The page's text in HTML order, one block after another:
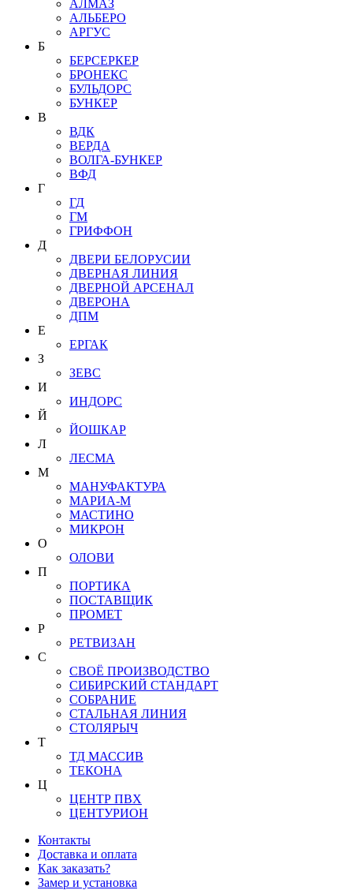
АЛМАЗ
АЛЬБЕРО
АРГУС
Б
БЕРСЕРКЕР
БРОНЕКС
БУЛЬДОРС
БУНКЕР
В
ВДК
ВЕРДА
ВОЛГА-БУНКЕР
ВФД
Г
ГД
ГМ
ГРИФФОН
Д
ДВЕРИ БЕЛОРУСИИ
ДВЕРНАЯ ЛИНИЯ
ДВЕРНОЙ АРСЕНАЛ
ДВЕРОНА
ДПМ
Е
ЕРГАК
З
ЗЕВС
И
ИНДОРС
Й
ЙОШКАР
Л
ЛЕСМА
М
МАНУФАКТУРА
МАРИА-М
МАСТИНО
МИКРОН
О
ОЛОВИ
П
ПОРТИКА
ПОСТАВЩИК
ПРОМЕТ
Р
РЕТВИЗАН
С
СВОЁ ПРОИЗВОДСТВО
СИБИРСКИЙ СТАНДАРТ
СОБРАНИЕ
СТАЛЬНАЯ ЛИНИЯ
СТОЛЯРЫЧ
Т
ТД МАССИВ
ТЕКОНА
Ц
ЦЕНТР ПВХ
ЦЕНТУРИОН
Контакты
Доставка и оплата
Как заказать?
Замер и установка